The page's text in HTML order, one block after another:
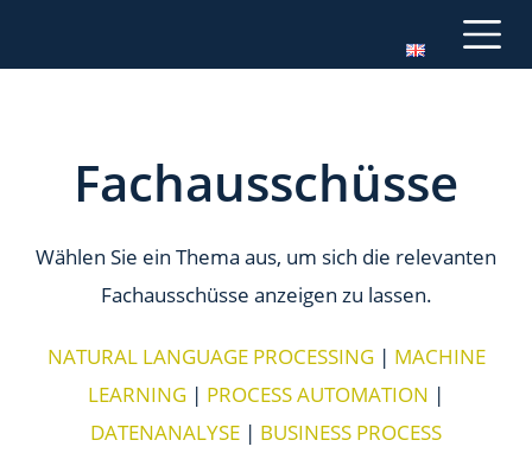
Fachausschüsse
Wählen Sie ein Thema aus, um sich die relevanten
Fachausschüsse anzeigen zu lassen.
NATURAL LANGUAGE PROCESSING| MACHINE
LEARNING | PROCESS AUTOMATION |
DATENANALYSE | BUSINESS PROCESS